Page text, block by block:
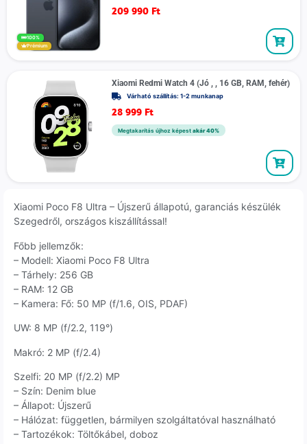
100%
Prémium
209 990 Ft
Xiaomi Redmi Watch 4 (Jó , , 16 GB, RAM, fehér)
Várható szállítás: 1-2 munkanap
28 999 Ft
Megtakarítás újhoz képest akár 40%
Xiaomi Poco F8 Ultra – Újszerű állapotú, garanciás készülék
Szegedről, országos kiszállítással!
Főbb jellemzők:
– Modell: Xiaomi Poco F8 Ultra
– Tárhely: 256 GB
– RAM: 12 GB
– Kamera: Fő: 50 MP (f/1.6, OIS, PDAF)
UW: 8 MP (f/2.2, 119°)
Makró: 2 MP (f/2.4)
Szelfi: 20 MP (f/2.2) MP
– Szín: Denim blue
– Állapot: Újszerű
– Hálózat: független, bármilyen szolgáltatóval használható
– Tartozékok: Töltőkábel, doboz